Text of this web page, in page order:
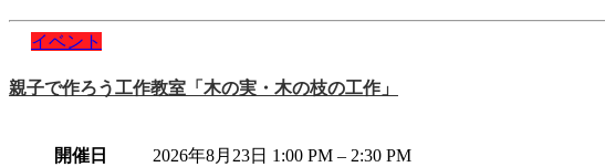
イベント
親子で作ろう工作教室「木の実・木の枝の工作」
開催日 2026年8月23日 1:00 PM – 2:30 PM